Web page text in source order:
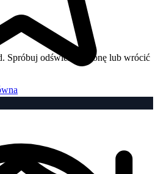
Spróbuj odświeżyć stronę lub wrócić